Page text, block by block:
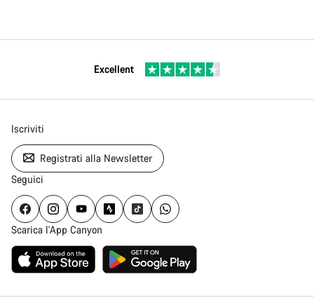
Excellent
Iscriviti
Registrati alla Newsletter
Seguici
Scarica l'App Canyon